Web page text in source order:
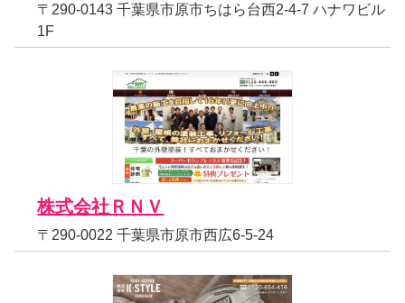
〒290-0143 千葉県市原市ちはら台西2-4-7 ハナワビル
1F
株式会社ＲＮＶ
〒290-0022 千葉県市原市西広6-5-24